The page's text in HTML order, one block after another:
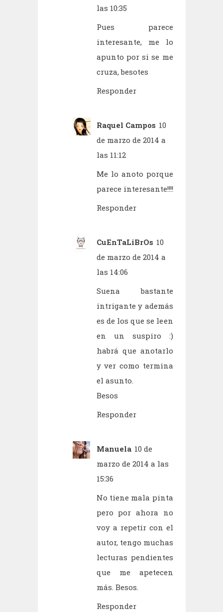
las 10:35
Pues parece
interesante, me lo
apunto por si se me
cruza, besotes
Responder
Raquel Campos 10
de marzo de 2014 a
las 11:12
Me lo anoto porque
parece interesante!!!!
Responder
CuEnTaLiBrOs 10
de marzo de 2014 a
las 14:06
Suena bastante
intrigante y además
es de los que se leen
en un suspiro :)
habrá que anotarlo
y ver como termina
el asunto.
Besos
Responder
Manuela 10 de
marzo de 2014 a las
15:36
No tiene mala pinta
pero por ahora no
voy a repetir con el
autor, tengo muchas
lecturas pendientes
que me apetecen
más. Besos.
Responder